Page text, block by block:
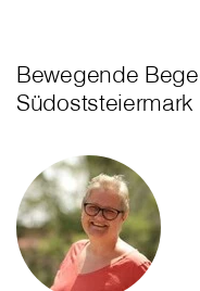
Bewegende
Südoststeiermark